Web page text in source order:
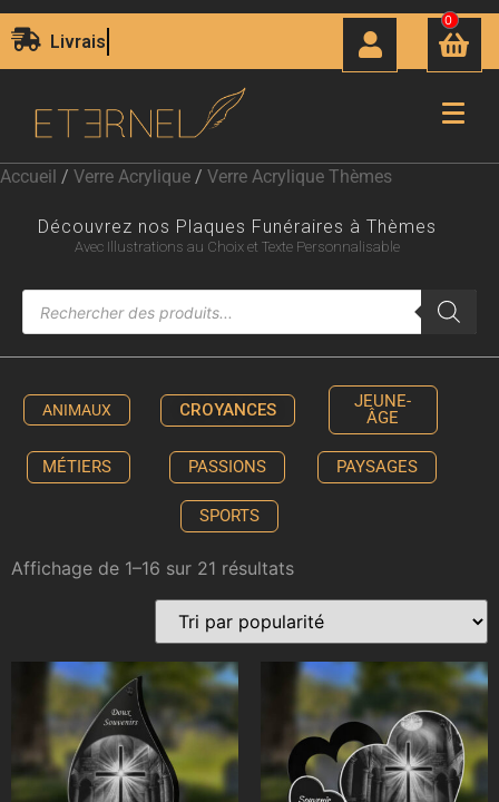
Fabrication Française
0
Accueil / Verre Acrylique / Verre Acrylique Thèmes
Découvrez nos Plaques Funéraires à Thèmes
Avec Illustrations au Choix et Texte Personnalisable
ANIMAUX CROYANCES
JEUNE-
ÂGE
MÉTIERS PASSIONS PAYSAGES
SPORTS
Affichage de 1–16 sur 21 résultats